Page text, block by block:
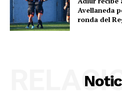
Avellaneda
ronda del